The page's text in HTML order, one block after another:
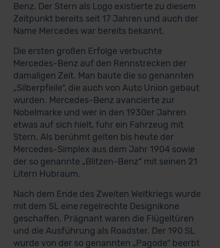
Benz. Der Stern als Logo existierte zu diesem
Zeitpunkt bereits seit 17 Jahren und auch der
Name Mercedes war bereits bekannt.
Die ersten großen Erfolge verbuchte
Mercedes-Benz auf den Rennstrecken der
damaligen Zeit. Man baute die so genannten
„Silberpfeile“, die auch von Auto Union gebaut
wurden. Mercedes-Benz avancierte zur
Nobelmarke und wer in den 1930er Jahren
etwas auf sich hielt, fuhr ein Fahrzeug mit
Stern. Als berühmt gelten bis heute der
Mercedes-Simplex aus dem Jahr 1904 sowie
der so genannte „Blitzen-Benz“ mit seinen 21
Litern Hubraum.
Nach dem Ende des Zweiten Weltkriegs wurde
mit dem SL eine regelrechte Designikone
geschaffen. Prägnant waren die Flügeltüren
und die Ausführung als Roadster. Der 190 SL
wurde von der so genannten „Pagode“ beerbt